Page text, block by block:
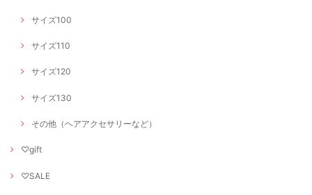
サイズ100
サイズ110
サイズ120
サイズ130
その他（ヘアアクセサリーなど）
♡gift
♡SALE